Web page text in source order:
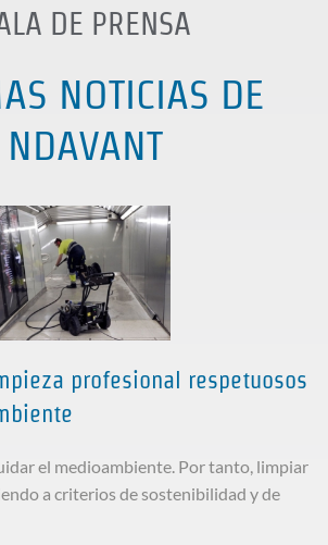
DE PRENSA
NOTICIAS DE
NDAVANT
Servicios de
limpieza
profesional
con el
profesional respetuosos
el medioambiente. Por tanto, limpiar
a criterios de sostenibilidad y de